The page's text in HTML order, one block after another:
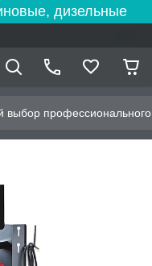
дизельные
выбор